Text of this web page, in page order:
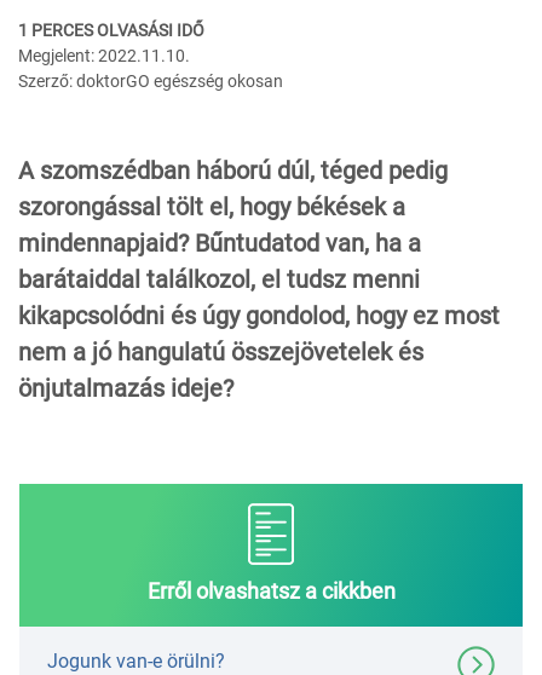
1 PERCES OLVASÁSI IDŐ
Megjelent: 2022.11.10.
Szerző: doktorGO egészség okosan
A szomszédban háború dúl, téged pedig
szorongással tölt el, hogy békések a
mindennapjaid? Bűntudatod van, ha a
barátaiddal találkozol, el tudsz menni
kikapcsolódni és úgy gondolod, hogy ez most
nem a jó hangulatú összejövetelek és
önjutalmazás ideje?
Erről olvashatsz a cikkben
Jogunk van-e örülni?